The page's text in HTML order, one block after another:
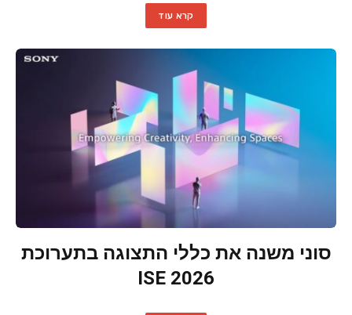
קרא עוד
סוני משנה את כללי התצוגה בתערוכת
ISE 2026